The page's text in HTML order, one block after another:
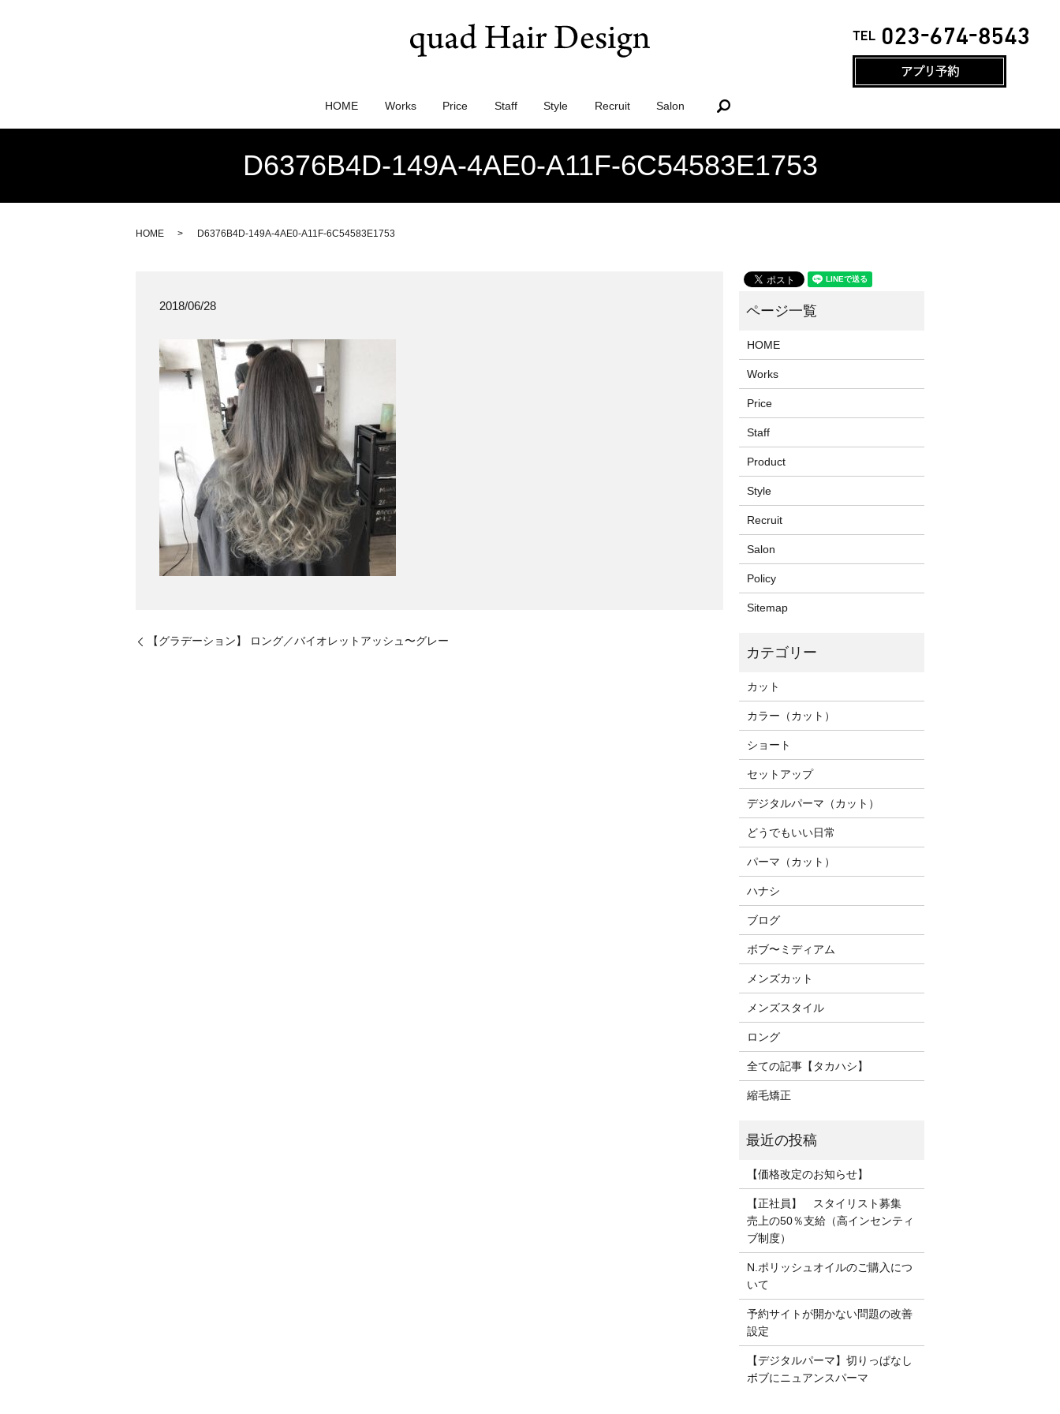
HOME Works Price Staff Style Recruit Salon
D6376B4D-149A-4AE0-A11F-6C54583E1753
HOME D6376B4D-149A-4AE0-A11F-6C54583E1753
2018/06/28
【グラデーション】 ロング／バイオレットアッシュ〜グレー
HOME
Works
Price
Staff
Product
Style
Recruit
Salon
Policy
Sitemap
カット
カラー（カット）
ショート
セットアップ
デジタルパーマ（カット）
どうでもいい日常
パーマ（カット）
ハナシ
ブログ
ボブ〜ミディアム
メンズカット
メンズスタイル
ロング
全ての記事【タカハシ】
縮毛矯正
【価格改定のお知らせ】
【正社員】 スタイリスト募集
売上の50％支給（高インセンティ
ブ制度）
N.ポリッシュオイルのご購入につ
いて
予約サイトが開かない問題の改善
設定
【デジタルパーマ】切りっぱなし
ボブにニュアンスパーマ